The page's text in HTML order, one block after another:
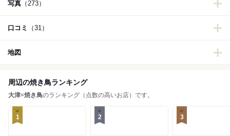
写真 （273）
口コミ （31）
地図
周辺の焼き鳥ランキング
大津×焼き鳥のランキング（点数の高いお店）です。
1 2 3